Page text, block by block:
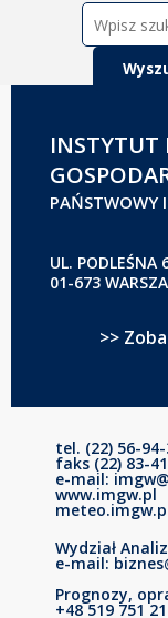
INSTYTUT
PAŃSTWOWY
UL. PODLEŚNA
01-673
>>
tel. (22) 56-94-
faks (22) 83-
e-mail:
www.imgw.pl
Wydział
e-mail:
Prognozy,
+48 519 751